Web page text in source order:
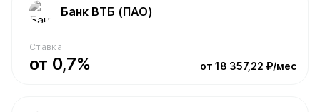
Банк ВТБ (ПАО)
Ставка
от 0,7% от 18 357,22 ₽/мес